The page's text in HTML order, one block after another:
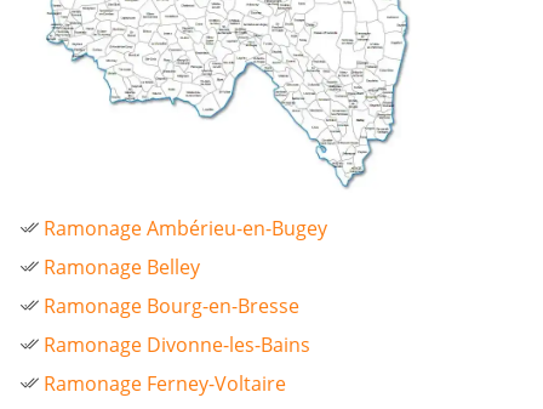
Ramonage Ambérieu-en-Bugey
Ramonage Belley
Ramonage Bourg-en-Bresse
Ramonage Divonne-les-Bains
Ramonage Ferney-Voltaire